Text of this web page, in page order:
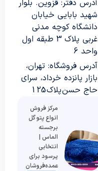
آدرس دفتر: قزوین. بلوار
شهید بابایی خیابان
دانشگاه کوچه مدنی
غربی پلاک 3 طبقه اول
واحد 6
آدرس فروشگاه: تهران،
بازار پانزده خرداد، سرای
حاج حسن پلاک 125
مرکز فروش
انواع پتو گل
برجسته
الماس |
انتخابی
پرسود برای
عمده‌فروشان